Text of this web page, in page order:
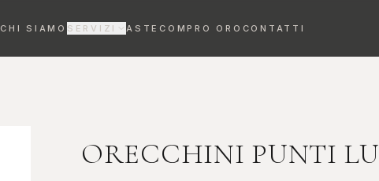
CHI SIAMO SERVIZI
Maestri orologiai certificati
ASTE COMPRO ORO CONTATTI
ORECCHINI PUNTI